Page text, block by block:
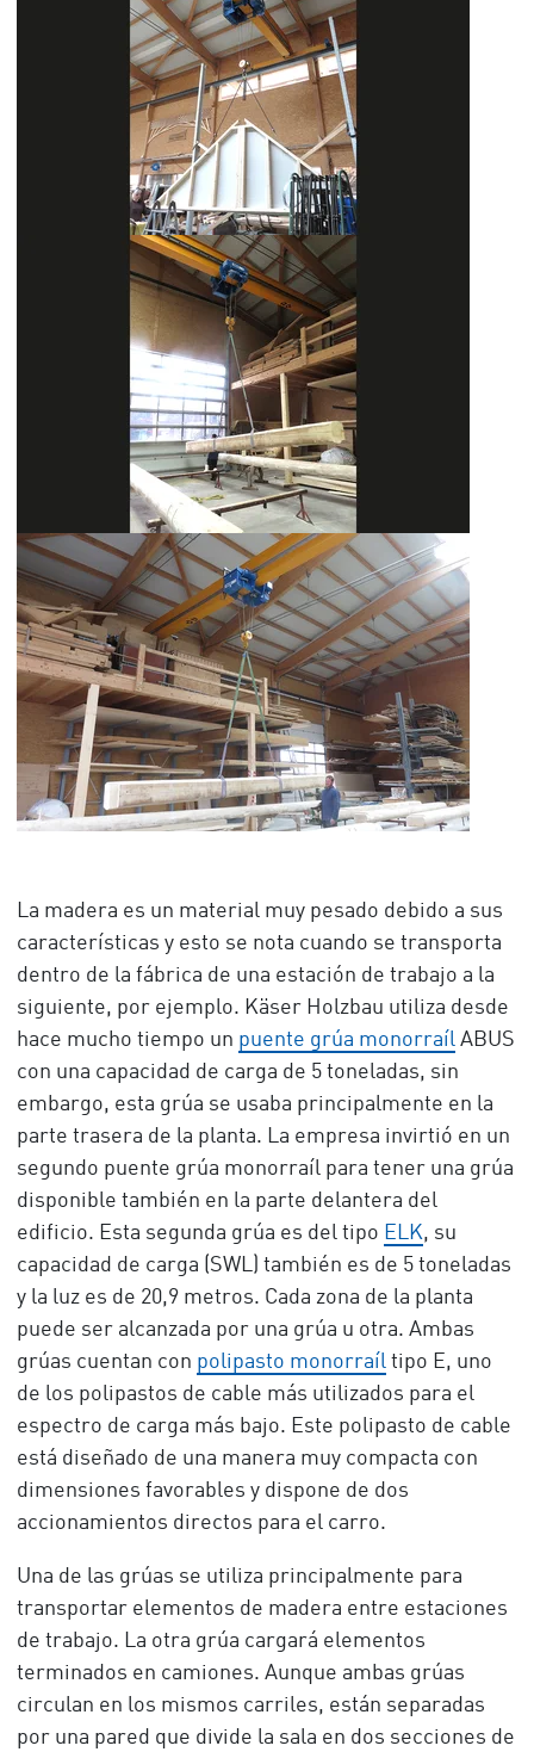
La madera es un material muy pesado debido a sus
características y esto se nota cuando se transporta
dentro de la fábrica de una estación de trabajo a la
siguiente, por ejemplo. Käser Holzbau utiliza desde
hace mucho tiempo un puente grúa monorraílABUS
con una capacidad de carga de 5 toneladas, sin
embargo, esta grúa se usaba principalmente en la
parte trasera de la planta. La empresa invirtió en un
segundo puente grúa monorraíl para tener una grúa
disponible también en la parte delantera del
edificio. Esta segunda grúa es del tipo ELK, su
capacidad de carga (SWL) también es de 5 toneladas
y la luz es de 20,9 metros. Cada zona de la planta
puede ser alcanzada por una grúa u otra. Ambas
grúas cuentan con polipasto monorraíltipo E, uno
de los polipastos de cable más utilizados para el
espectro de carga más bajo. Este polipasto de cable
está diseñado de una manera muy compacta con
dimensiones favorables y dispone de dos
accionamientos directos para el carro.
Una de las grúas se utiliza principalmente para
transportar elementos de madera entre estaciones
de trabajo. La otra grúa cargará elementos
terminados en camiones. Aunque ambas grúas
circulan en los mismos carriles, están separadas
por una pared que divide la sala en dos secciones de